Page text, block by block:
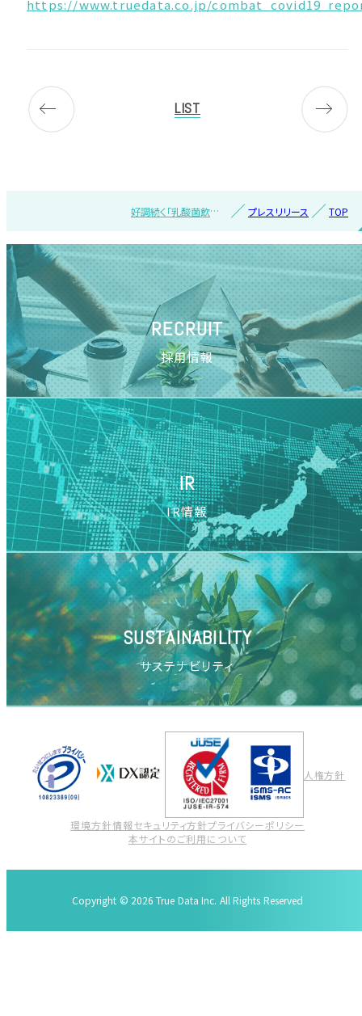
https://www.truedata.co.jp/
LIST
TOP
プレスリリース
好調続く「乳酸菌飲
ドラッグストア、食品ス
ーパーマーケット
2022年8月の対前年伸
び率TOP20カテゴリを
発表
RECRUIT
採用情報
IR
IR情報
SUSTAINABILITY
サステナビリティ
人権方針
環境方針情報セキュリティ方針プライバシーポリシー
本サイトのご利用について
Copyright © 2026 True Data Inc. All Rights Reserved